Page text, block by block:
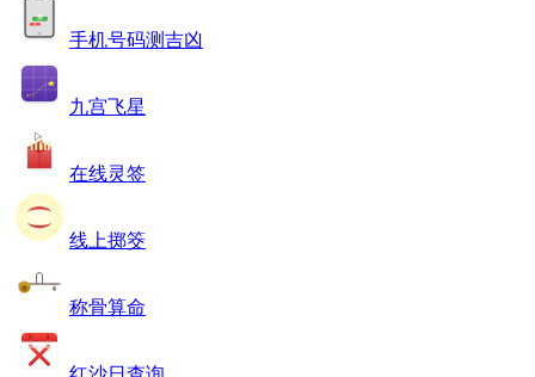
手机号码测吉凶
九宫飞星
在线灵签
线上掷筊
称骨算命